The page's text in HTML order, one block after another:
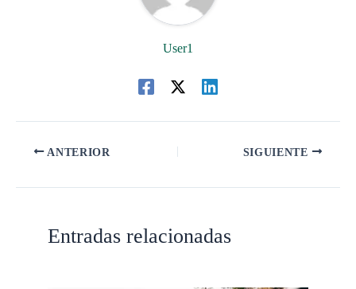
User1
ANTERIOR SIGUIENTE
Entradas relacionadas